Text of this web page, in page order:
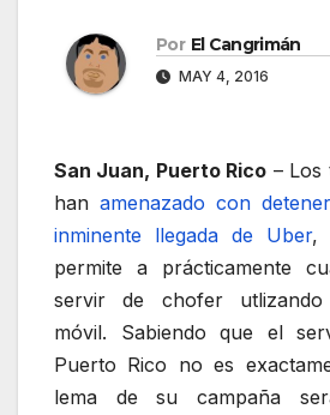
Por El Cangrimán
MAY 4, 2016
San Juan, Puerto Rico – Los
hanamenazado con
inminente llegada de Uber,
permite a prácticamente
servir de chofer
móvil. Sabiendo que el
Puerto Rico no es
lema de su campaña